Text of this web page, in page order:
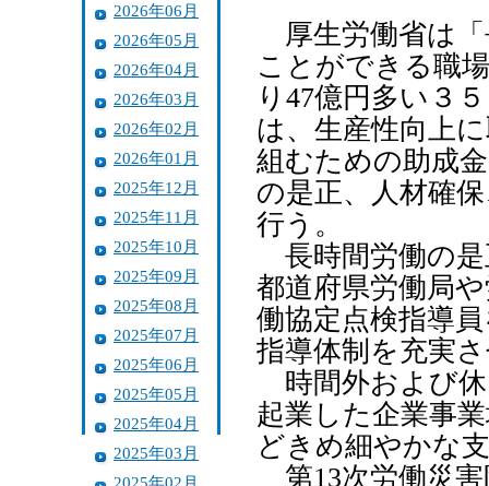
2026年06月
2026年05月
2026年04月
2026年03月
2026年02月
2026年01月
2025年12月
2025年11月
2025年10月
2025年09月
2025年08月
2025年07月
2025年06月
2025年05月
2025年04月
2025年03月
2025年02月
厚生労働省は「
ことができる職
り47億円多い３
は、生産性向上
組むための助成
の是正、人材確
行う。
長時間労働の是
都道府県労働局
働協定点検指導
指導体制を充実
時間外および休
起業した企業事
どきめ細やかな
第13次労働災害